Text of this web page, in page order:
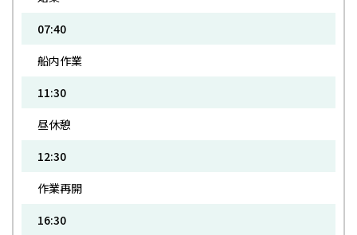
07:40
船内作業
11:30
昼休憩
12:30
作業再開
16:30